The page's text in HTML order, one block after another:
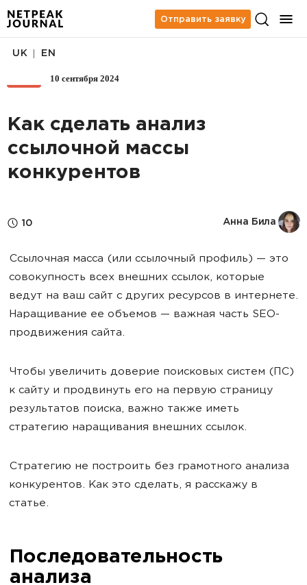
Отправить заявку
10 сентября 2024
UK EN
Как сделать анализ
ссылочной массы
конкурентов
10 Анна Била
Ссылочная масса (или ссылочный профиль) — это
совокупность всех внешних ссылок, которые
ведут на ваш сайт с других ресурсов в интернете.
Наращивание ее объемов — важная часть SEO-
продвижения сайта.
Чтобы увеличить доверие поисковых систем (ПС)
к сайту и продвинуть его на первую страницу
результатов поиска, важно также иметь
стратегию наращивания внешних ссылок.
Стратегию не построить без грамотного анализа
конкурентов. Как это сделать, я расскажу в
статье.
Последовательность
анализа